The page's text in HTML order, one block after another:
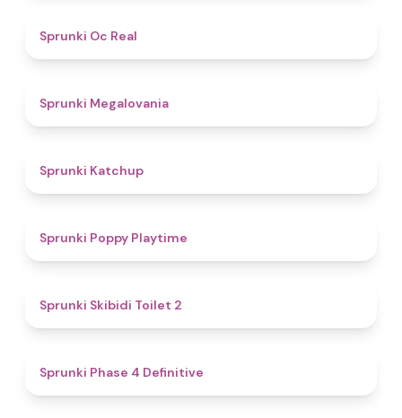
Sprunki Oc Real
Sprunki Megalovania
Sprunki Katchup
Sprunki Poppy Playtime
Sprunki Skibidi Toilet 2
Sprunki Phase 4 Definitive